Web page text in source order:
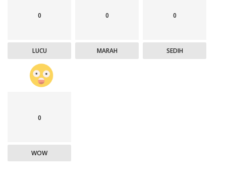
0
LUCU
0
MARAH
0
SEDIH
0
WOW